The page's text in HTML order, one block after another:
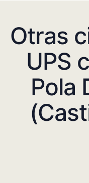
Otras
UPS
Pola